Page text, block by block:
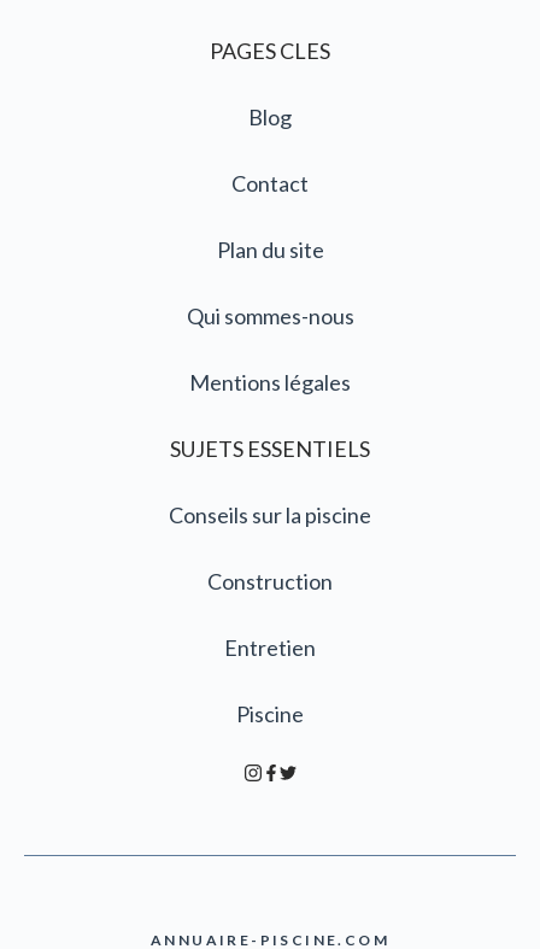
PAGES CLES
Blog
Contact
Plan du site
Qui sommes-nous
Mentions légales
SUJETS ESSENTIELS
Conseils sur la piscine
Construction
Entretien
Piscine
ANNUAIRE-PISCINE.COM